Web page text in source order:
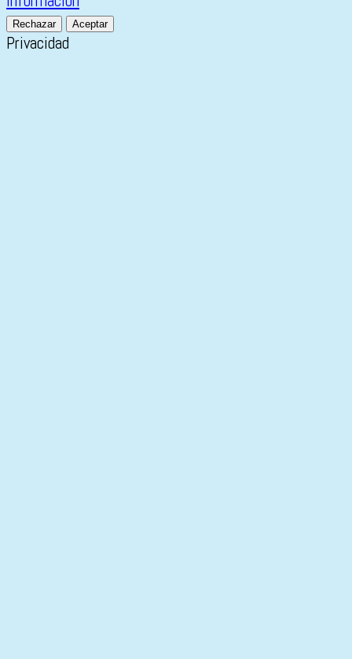
Rechazar Aceptar
Privacidad